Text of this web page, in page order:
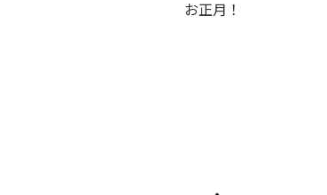
お正月！